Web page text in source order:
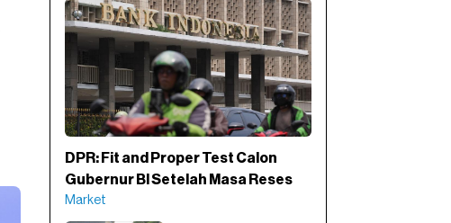
DPR: Fit and Proper Test Calon
Gubernur BI Setelah Masa Reses
Market